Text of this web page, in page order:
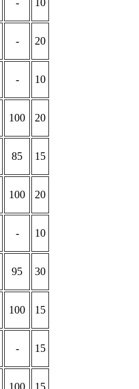
- 10
- 20
- 10
100 20
85 15
100 20
- 10
95 30
100 15
- 15